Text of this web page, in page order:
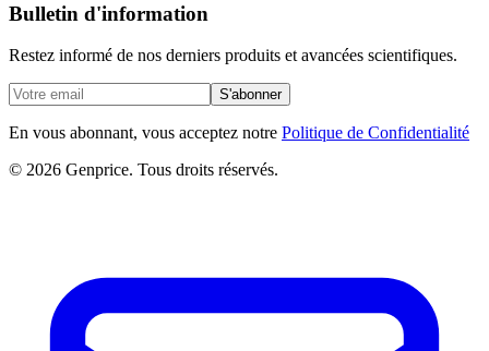
Bulletin d'information
Restez informé de nos derniers produits et avancées scientifiques.
S'abonner
En vous abonnant, vous acceptez notre Politique de Confidentialité
© 2026 Genprice. Tous droits réservés.